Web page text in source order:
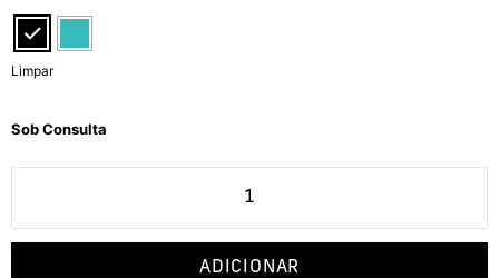
Limpar
Sob Consulta
ADICIONAR